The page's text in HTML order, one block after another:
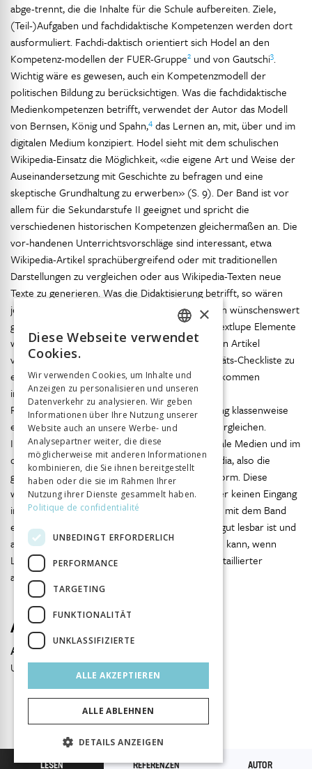
abge-trennt, die die Inhalte für die Schule aufbereiten. Ziele,
(Teil-)Aufgaben und fachdidaktische Kompetenzen werden dort
ausformuliert. Fachdi-daktisch orientiert sich Hodel an den
Kompetenz-modellen der FUER-Gruppe2 und von Gautschi3.
Wichtig wäre es gewesen, auch ein Kompetenzmodell der
politischen Bildung zu berücksichtigen. Was die fachdidaktische
Medienkompetenzen betrifft, verwendet der Autor das Modell
von Bernsen, König und Spahn,4 das Lernen an, mit, über und im
digitalen Medium konzipiert. Hodel sieht mit dem schulischen
Wikipedia-Einsatz die Möglichkeit, «die eigene Art und Weise der
Auseinandersetzung mit Geschichte zu befragen und eine
skeptische Grundhaltung zu erwerben» (S. 9). Der Band ist vor
allem für die Sekundarstufe II geeignet und spricht die
verschiedenen historischen Kompetenzen gleichermaßen an. Die
vor-handenen Unterrichtsvorschläge sind interessant, etwa
Wikipedia-Artikel sprachübergreifend oder mit traditionellen
Darstellungen zu vergleichen oder aus Wikipedia-Texten neue
Texte zu generieren. Was die Didaktisierung betrifft, so wären
jedoch insgesamt «niederschwelligere» Übungen wünschenswert
gewesen: etwa in einem Wikipedia-Artikel per Textlupe Elemente
wissenschaftlichen Arbeitens zu entdecken, einen Artikel
vereinfachend umzuschreiben oder eine Quali-täts-Checkliste zu
erstellen. Subjektorientierte Anwendungsideen kommen
insgesamt zu kurz; Schüler*innen könnten ihre
Recherchegewohn-heiten und Wikipedia-Nutzung klassenweise
erheben und etwa mit der JIM-Jugendstudie
vergleichen.
Insgesamt zu kurz kommt das Lernen über digitale Medien und im
digitalen Medium im Zusammenhang mit Wikipedia, also die
gesellschaftlichen Diskurse im Umfeld der Plattform. Diese
werden zwar im Theorieteil erwähnt, finden aber keinen Eingang
in eigene Anwendungsideen. In der Summe liegt mit dem Band
eine kompakte Einführung in Wikipedia vor, die gut lesbar ist und
als Anregung für eigene Didaktisierungen dienen kann, wenn
Lehrkräfte bereit sind, die Anwendungsideen detaillierter
auszuarbeiten.
Autor
Alexander Preisinger
Universität Wien
LESEN REFERENZEN AUTOR
FRENCH
ITALIAN
×
Diese Webseite verwendet
Cookies.
Wir verwenden Cookies, um Inhalte und
Anzeigen zu personalisieren und unseren
Datenverkehr zu analysieren. Wir geben
Informationen über Ihre Nutzung unserer
Website auch an unsere Werbe- und
Analysepartner weiter, die diese
möglicherweise mit anderen Informationen
kombinieren, die Sie ihnen bereitgestellt
haben oder die sie im Rahmen Ihrer
Nutzung ihrer Dienste gesammelt haben.
Politique de confidentialité
UNBEDINGT ERFORDERLICH
PERFORMANCE
TARGETING
FUNKTIONALITÄT
UNKLASSIFIZIERTE
ALLE AKZEPTIEREN
ALLE ABLEHNEN
DETAILS ANZEIGEN